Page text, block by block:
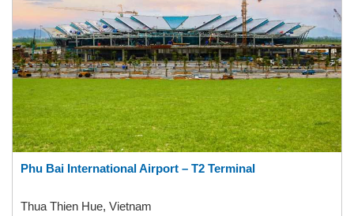
Phu Bai International Airport – T2 Terminal
Thua Thien Hue, Vietnam